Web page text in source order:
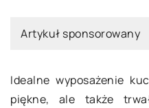
Artykuł sponsorowany
Idealne wyposażenie
piękne, ale także